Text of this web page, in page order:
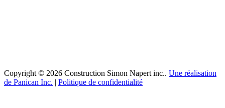
Copyright © 2026 Construction Simon Napert inc.. Une réalisation
de Panican Inc. | Politique de confidentialité